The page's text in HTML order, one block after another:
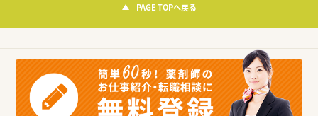
PAGE TOPへ戻る